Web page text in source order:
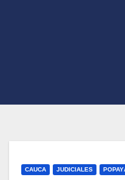
CAUCA JUDICIALES